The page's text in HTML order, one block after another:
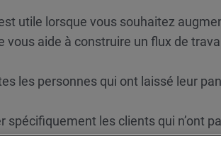
utile lorsque vous souhaitez
aide à construire un flux de
les personnes qui ont laissé leur
spécifiquement les clients qui n’ont
du panier abandonné ne seront